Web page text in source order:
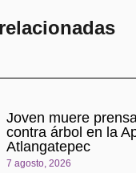
Joven muere
contra árbol en la
Atlangatepec
7 agosto, 2026